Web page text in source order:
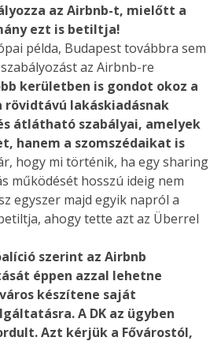
az Airbnb-t, mielőtt a
ezt is betiltja!
példa, Budapest továbbra sem
az Airbnb-re
kerületben is gondot okoz a
rövidtávú lakáskiadásnak
átlátható szabályai, amelyek
hanem a szomszédaikat is
hogy mi történik, ha egy sharing
működését hosszú ideig nem
egyszer majd egyik napról a
ahogy tette azt az Überrel
szerint az Airbnb
éppen azzal lehetne
készítene saját
A DK az ügyben
Azt kérjük a Fővárostól,